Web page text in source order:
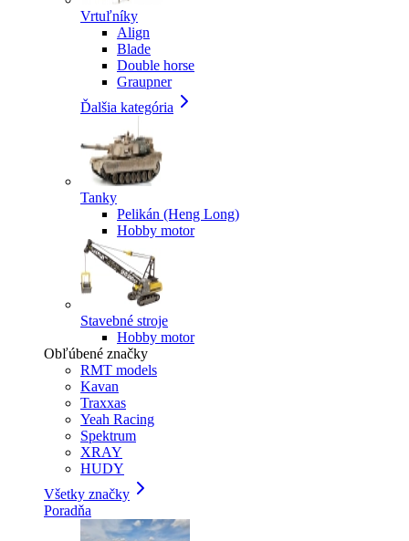
Vrtuľníky
Align
Blade
Double horse
Graupner
Ďalšia kategória
Tanky
Pelikán (Heng Long)
Hobby motor
Stavebné stroje
Hobby motor
Obľúbené značky
RMT models
Kavan
Traxxas
Yeah Racing
Spektrum
XRAY
HUDY
Všetky značky
Poradňa